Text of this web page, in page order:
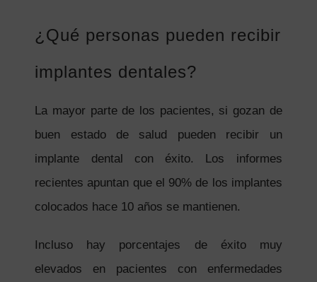
¿Qué personas pueden recibir
implantes dentales?
La mayor parte de los pacientes, si gozan de
buen estado de salud pueden recibir un
implante dental con éxito. Los informes
recientes apuntan que el 90% de los implantes
colocados hace 10 años se mantienen.
Incluso hay porcentajes de éxito muy
elevados en pacientes con enfermedades